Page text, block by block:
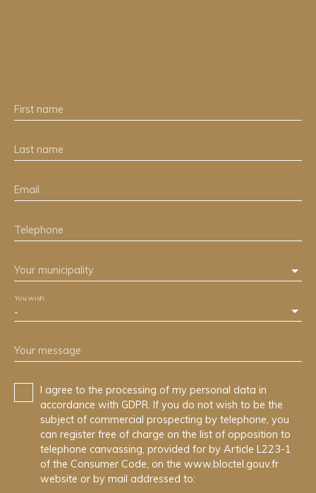
First name
Last name
Email
Telephone
Your municipality
-
You wish
Your message
I agree to the processing of my personal data in
accordance with GDPR. If you do not wish to be the
subject of commercial prospecting by telephone, you
can register free of charge on the list of opposition to
telephone canvassing, provided for by Article L223-1
of the Consumer Code, on the www.bloctel.gouv.fr
website or by mail addressed to: